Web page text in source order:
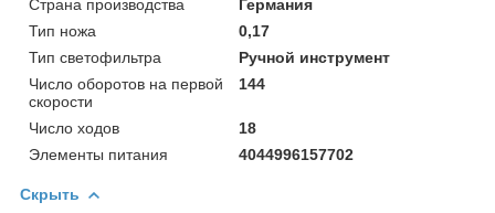
Страна производства
Германия
Тип ножа
0,17
Тип светофильтра
Ручной инструмент
Число оборотов на первой
скорости
144
Число ходов
18
Элементы питания
4044996157702
Скрыть